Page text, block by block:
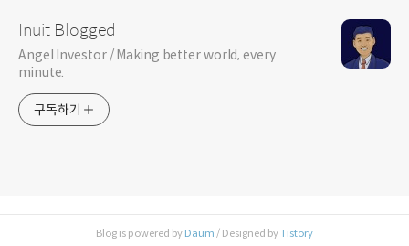
Inuit Blogged
Angel Investor / Making better world, every
minute.
구독하기
Blog is powered by Daum / Designed byTistory